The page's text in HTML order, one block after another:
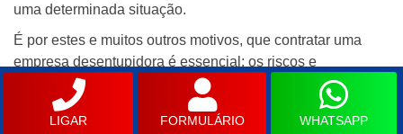
uma determinada situação.
É por estes e muitos outros motivos, que contratar uma
empresa desentupidora é essencial: os riscos e
principalmente o não conhecimento do assunto, pode
causar danos maiores aos que já foram causados.
LIGAR FORMULÁRIO WHATSAPP